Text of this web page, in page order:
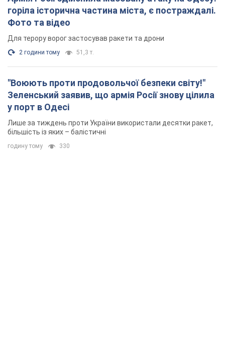
горіла історична частина міста, є постраждалі.
Фото та відео
Для терору ворог застосував ракети та дрони
2 години тому 51,3 т.
"Воюють проти продовольчої безпеки світу!"
Зеленський заявив, що армія Росії знову цілила
у порт в Одесі
Лише за тиждень проти України використали десятки ракет,
більшість із яких – балістичні
годину тому 330